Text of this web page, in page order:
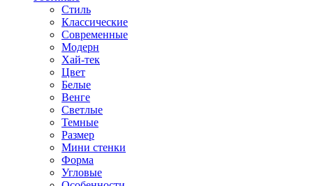
Стиль
Классические
Современные
Модерн
Хай-тек
Цвет
Белые
Венге
Светлые
Темные
Размер
Мини стенки
Форма
Угловые